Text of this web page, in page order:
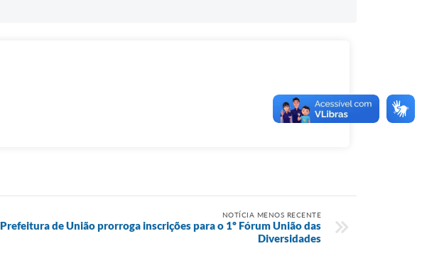
NOTÍCIA MENOS RECENTE
Prefeitura de União prorroga inscrições para o 1º Fórum União das
Diversidades